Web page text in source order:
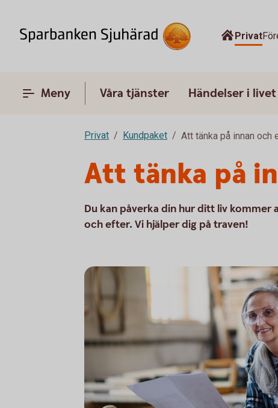
Privat
Meny Våra tjänster Händelser i livet
Privat Kundpaket Att tänka på innan och
Att tänka på
Du kan påverka din hur ditt liv kommer
och efter. Vi hjälper dig på traven!